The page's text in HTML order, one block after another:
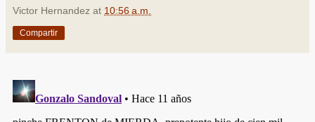
Victor Hernandez at 10:56 a.m.
Compartir